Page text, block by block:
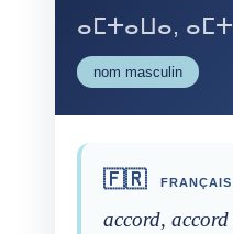
ⴰⵎⵜⴰⵡⴰ,
nom masculin
🇫🇷 FRANÇAIS
accord,